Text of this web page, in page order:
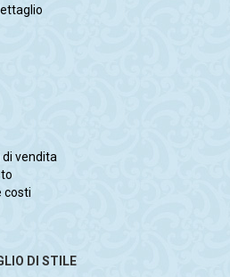
vendita
costi
DI STILE